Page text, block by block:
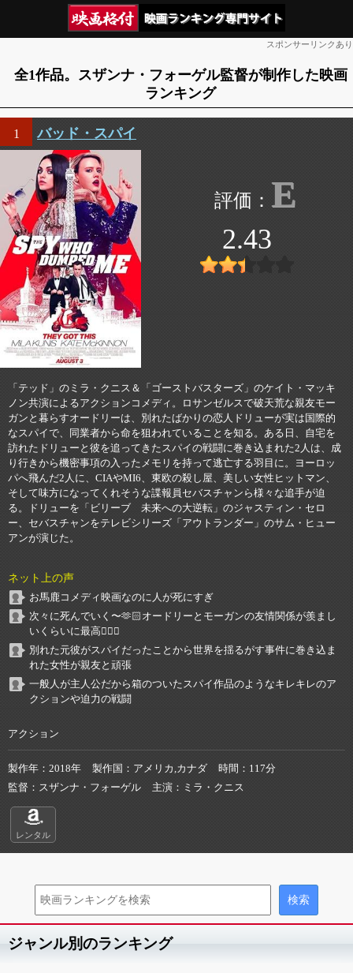
スポンサーリンクあり
全1作品。スザンナ・フォーゲル監督が制作した映画
ランキング
1 バッド・スパイ
E
2.43
「テッド」のミラ・クニス＆「ゴーストバスターズ」のケイト・マッキ
ノン共演によるアクションコメディ。ロサンゼルスで破天荒な親友モー
ガンと暮らすオードリーは、別れたばかりの恋人ドリューが実は国際的
なスパイで、同業者から命を狙われていることを知る。ある日、自宅を
訪れたドリューと彼を追ってきたスパイの戦闘に巻き込まれた2人は、成
り行きから機密事項の入ったメモリを持って逃亡する羽目に。ヨーロッ
パへ飛んだ2人に、CIAやMI6、東欧の殺し屋、美しい女性ヒットマン、
そして味方になってくれそうな諜報員セバスチャンら様々な追手が迫
る。ドリューを「ビリーブ 未来への大逆転」のジャスティン・セロ
ー、セバスチャンをテレビシリーズ「アウトランダー」のサム・ヒュー
アンが演じた。
ネット上の声
お馬鹿コメディ映画なのに人が死にすぎ
次々に死んでいく〜🫶🏻オードリーとモーガンの友情関係が羨まし
いくらいに最高👍🏻💯
別れた元彼がスパイだったことから世界を揺るがす事件に巻き込ま
れた女性が親友と頑張
一般人が主人公だから箱のついたスパイ作品のようなキレキレのア
クションや迫力の戦闘
アクション
製作年 2018年 製作国 アメリカ,カナダ 時間
117分
監督
スザンナ・フォーゲル 主演 ミラ・クニス
レンタル
ジャンル別のランキング